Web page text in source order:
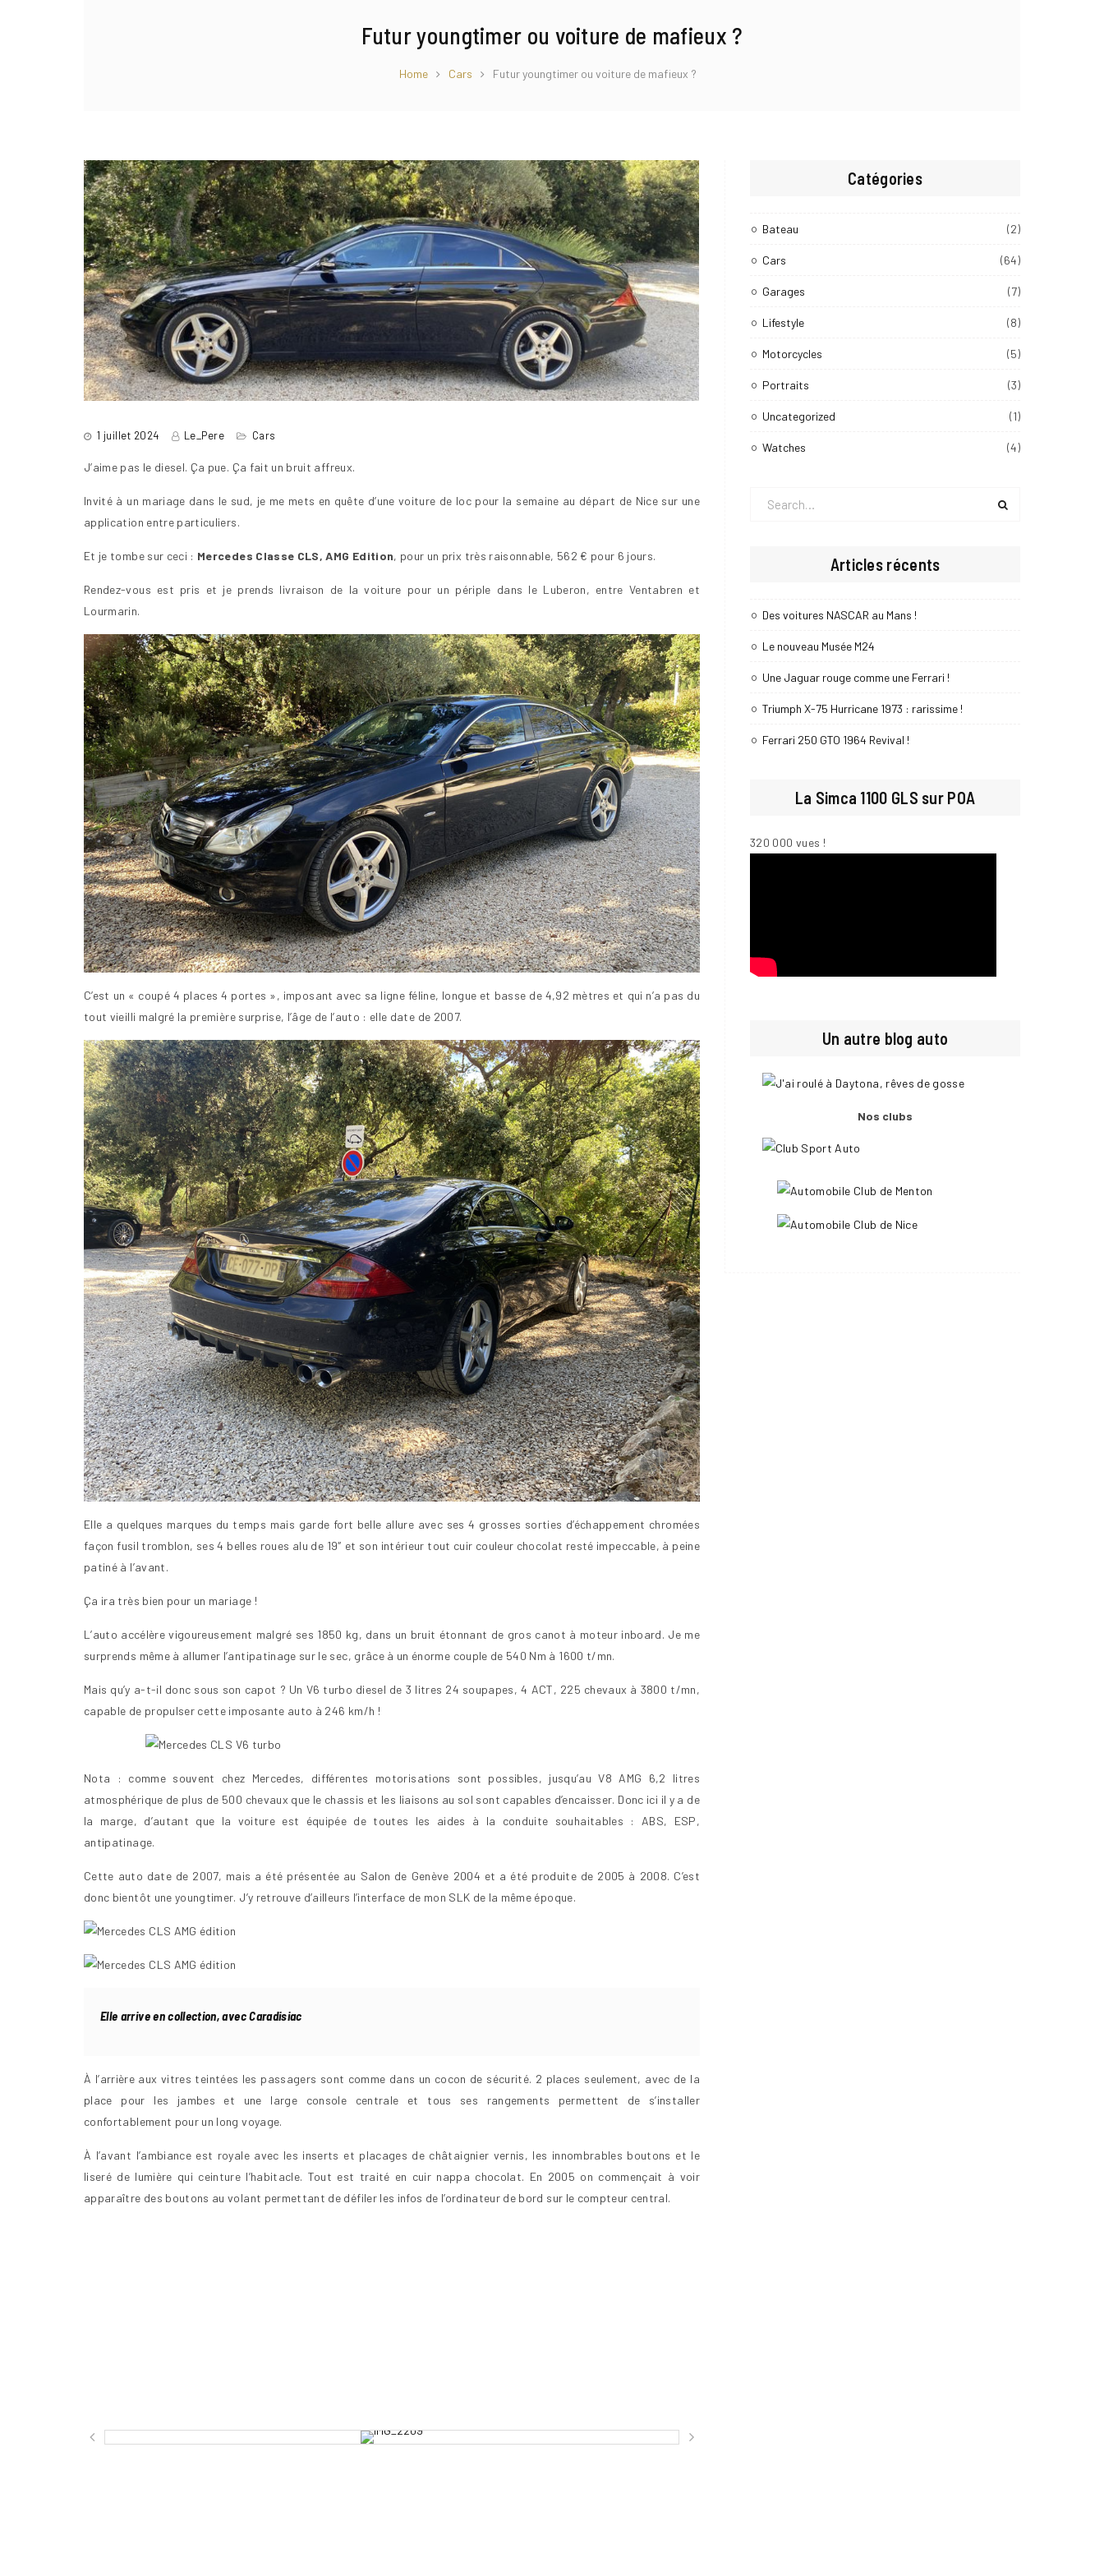
Futur youngtimer ou voiture de mafieux ?
Home Cars Futur youngtimer ou voiture de mafieux ?
1 juillet 2024 Le_Pere Cars
J’aime pas le diesel. Ça pue. Ça fait un bruit affreux.
Invité à un mariage dans le sud, je me mets en quête d’une voiture de loc pour la semaine au départ de Nice sur une
application entre particuliers.
Et je tombe sur ceci : Mercedes Classe CLS, AMG Edition, pour un prix très raisonnable, 562 € pour 6 jours.
Rendez-vous est pris et je prends livraison de la voiture pour un périple dans le Luberon, entre Ventabren et
Lourmarin.
C’est un « coupé 4 places 4 portes », imposant avec sa ligne féline, longue et basse de 4,92 mètres et qui n’a pas du
tout vieilli malgré la première surprise, l’âge de l’auto : elle date de 2007.
Elle a quelques marques du temps mais garde fort belle allure avec ses 4 grosses sorties d’échappement chromées
façon fusil tromblon, ses 4 belles roues alu de 19″ et son intérieur tout cuir couleur chocolat resté impeccable, à peine
patiné à l’avant.
Ça ira très bien pour un mariage !
L’auto accélère vigoureusement malgré ses 1850 kg, dans un bruit étonnant de gros canot à moteur inboard. Je me
surprends même à allumer l’antipatinage sur le sec, grâce à un énorme couple de 540 Nm à 1600 t/mn.
Mais qu’y a-t-il donc sous son capot ? Un V6 turbo diesel de 3 litres 24 soupapes, 4 ACT, 225 chevaux à 3800 t/mn,
capable de propulser cette imposante auto à 246 km/h !
Nota : comme souvent chez Mercedes, différentes motorisations sont possibles, jusqu’au V8 AMG 6,2 litres
atmosphérique de plus de 500 chevaux que le chassis et les liaisons au sol sont capables d’encaisser. Donc ici il y a de
la marge, d’autant que la voiture est équipée de toutes les aides à la conduite souhaitables : ABS, ESP,
antipatinage.
Cette auto date de 2007, mais a été présentée au Salon de Genève 2004 et a été produite de 2005 à 2008. C’est
donc bientôt une youngtimer. J’y retrouve d’ailleurs l’interface de mon SLK de la même époque.
Elle arrive en collection, avec Caradisiac
À l’arrière aux vitres teintées les passagers sont comme dans un cocon de sécurité. 2 places seulement, avec de la
place pour les jambes et une large console centrale et tous ses rangements permettent de s’installer
confortablement pour un long voyage.
À l’avant l’ambiance est royale avec les inserts et placages de châtaignier vernis, les innombrables boutons et le
liseré de lumière qui ceinture l’habitacle. Tout est traité en cuir nappa chocolat. En 2005 on commençait à voir
apparaître des boutons au volant permettant de défiler les infos de l’ordinateur de bord sur le compteur central.
Catégories
Bateau (2)
Cars (64)
Garages (7)
Lifestyle (8)
Motorcycles (5)
Portraits (3)
Uncategorized (1)
Watches (4)
Articles récents
Des voitures NASCAR au Mans !
Le nouveau Musée M24
Une Jaguar rouge comme une Ferrari !
Triumph X-75 Hurricane 1973 : rarissime !
Ferrari 250 GTO 1964 Revival !
La Simca 1100 GLS sur POA
320 000 vues !
Un autre blog auto
Nos clubs